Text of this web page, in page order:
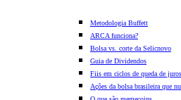
Metodologia Buffett
ARCA funciona?
Bolsa vs. corte da Selicnovo
Guia de Dividendos
Fiis em ciclos de queda de
Ações da bolsa brasileira que